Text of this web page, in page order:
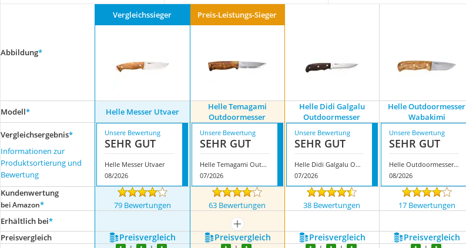
Wanderschuhe Herren
Sicherheitsweste Reiten
Abbildung*
Vergleichssieger Preis-Leistungs-Sieger
Modell* Helle Messer Utvaer
Helle Temagami
Outdoormesser
Helle Didi Galgalu
Outdoormesser
Helle Outdoormesser
Wabakimi
Vergleichsergebnis*
Informationen zur
Produktsortierung und
Bewertung
Unsere Bewertung
SEHR GUT
Helle Messer Utvaer
08/2026
Unsere Bewertung
SEHR GUT
Helle Temagami Outdoormesser
07/2026
Unsere Bewertung
SEHR GUT
Helle Didi Galgalu Outdoormesser
07/2026
Unsere Bewertung
SEHR GUT
Helle Outdoormesser Wabakimi
08/2026
Kundenwertung
bei Amazon* 79 Bewertungen 63 Bewertungen 38 Bewertungen 17 Bewertungen
Erhältlich bei*
mehr anzeigen
Preis­vergleich
Preis­vergleich Preis­vergleich Preis­vergleich Preis­vergleich